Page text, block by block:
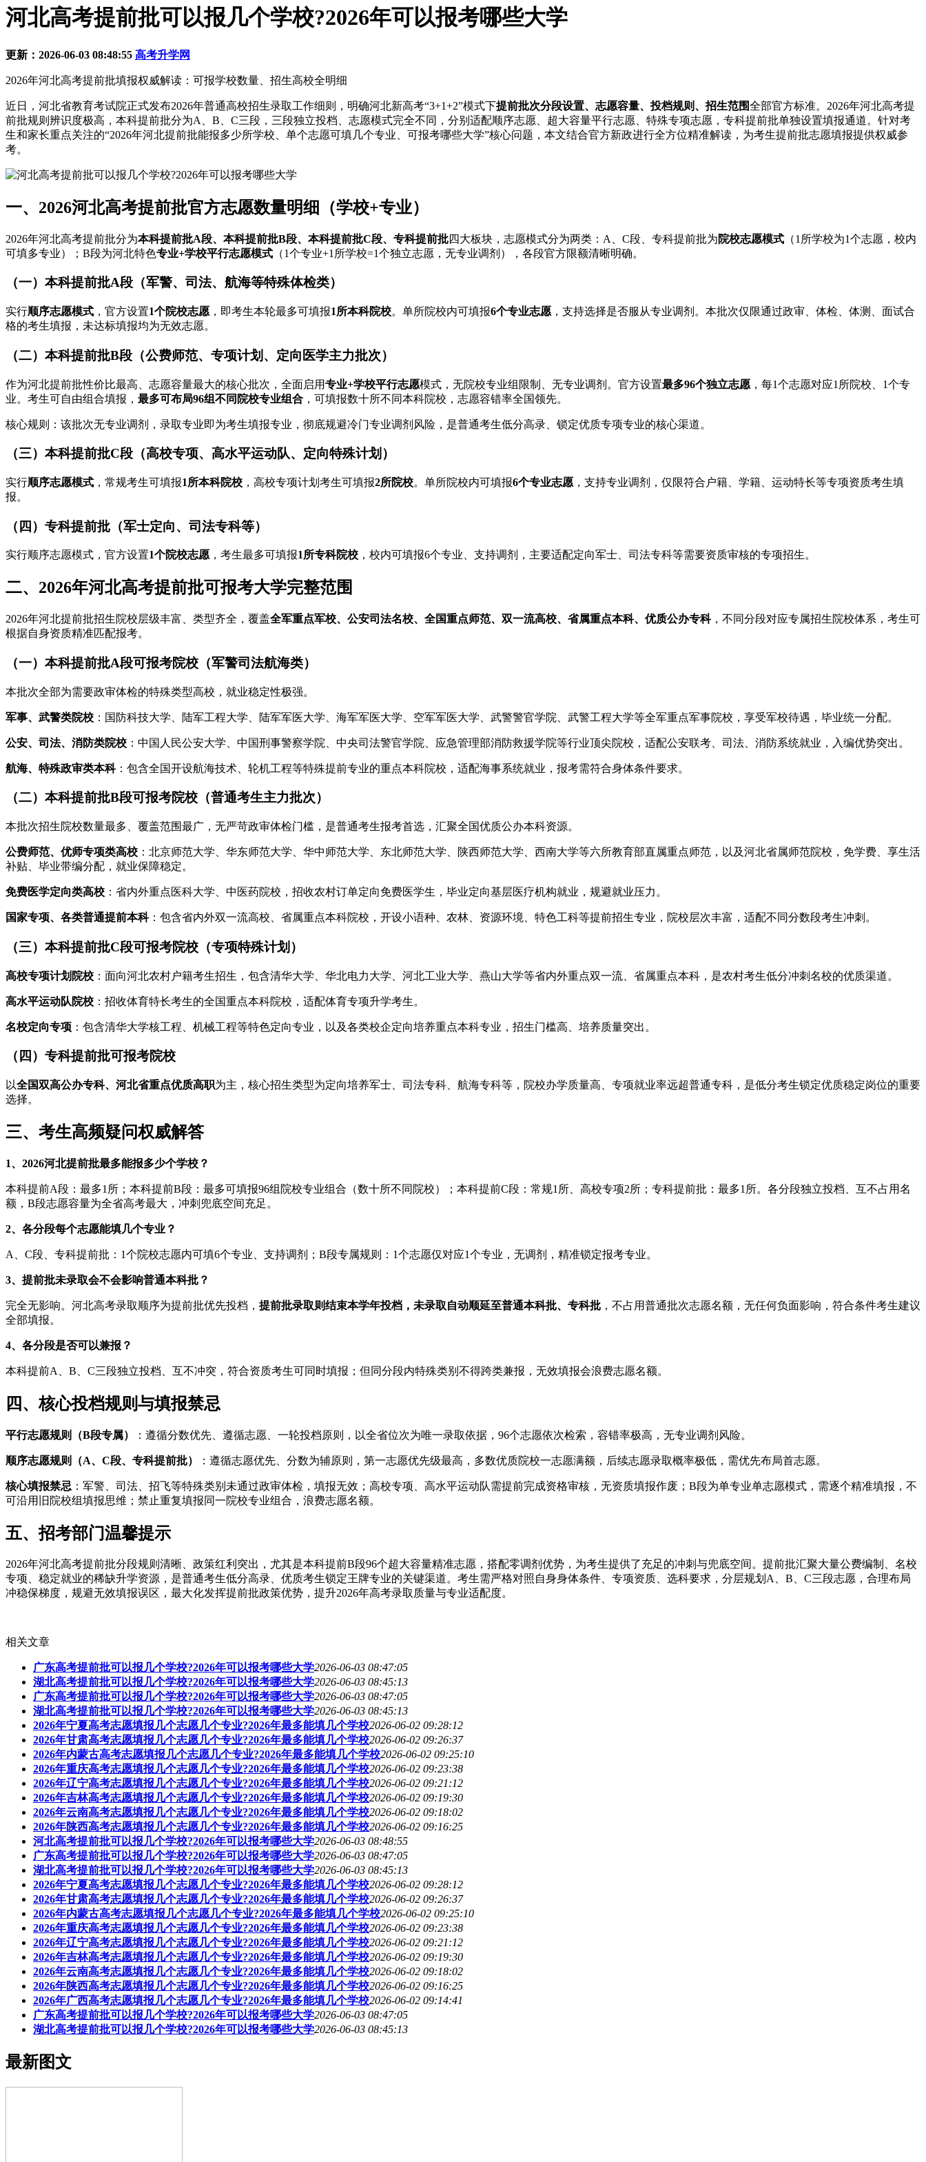
河北高考提前批可以报几个学校?2026年可以报考哪些大学
更新：2026-06-03 08:48:55 高考升学网
2026年河北高考提前批填报权威解读：可报学校数量、招生高校全明细
近日，河北省教育考试院正式发布2026年普通高校招生录取工作细则，明确河北新高考“3+1+2”模式下提前批次分段设置、志愿容量、投档规则、招生范围全部官方标准。2026年河北高考提
前批规则辨识度极高，本科提前批分为A、B、C三段，三段独立投档、志愿模式完全不同，分别适配顺序志愿、超大容量平行志愿、特殊专项志愿，专科提前批单独设置填报通道。针对考
生和家长重点关注的“2026年河北提前批能报多少所学校、单个志愿可填几个专业、可报考哪些大学”核心问题，本文结合官方新政进行全方位精准解读，为考生提前批志愿填报提供权威参
考。
一、2026河北高考提前批官方志愿数量明细（学校+专业）
2026年河北高考提前批分为本科提前批A段、本科提前批B段、本科提前批C段、专科提前批四大板块，志愿模式分为两类：A、C段、专科提前批为院校志愿模式 （1所学校为1个志愿，校内
可填多专业）；B段为河北特色专业+学校平行志愿模式 （1个专业+1所学校=1个独立志愿，无专业调剂），各段官方限额清晰明确。
（一）本科提前批A段（军警、司法、航海等特殊体检类）
实行顺序志愿模式 ，官方设置1个院校志愿 ，即考生本轮最多可填报1所本科院校。单所院校内可填报6个专业志愿 ，支持选择是否服从专业调剂。本批次仅限通过政审、体检、体测、面试合
格的考生填报，未达标填报均为无效志愿。
（二）本科提前批B段（公费师范、专项计划、定向医学主力批次）
作为河北提前批性价比最高、志愿容量最大的核心批次，全面启用专业+学校平行志愿模式，无院校专业组限制、无专业调剂。官方设置最多96个独立志愿 ，每1个志愿对应1所院校、1个专
业。考生可自由组合填报， 最多可布局96组不同院校专业组合 ，可填报数十所不同本科院校，志愿容错率全国领先。
核心规则：该批次无专业调剂，录取专业即为考生填报专业，彻底规避冷门专业调剂风险，是普通考生低分高录、锁定优质专项专业的核心渠道。
（三）本科提前批C段（高校专项、高水平运动队、定向特殊计划）
实行顺序志愿模式 ，常规考生可填报1所本科院校 ，高校专项计划考生可填报2所院校。单所院校内可填报6个专业志愿 ，支持专业调剂，仅限符合户籍、学籍、运动特长等专项资质考生填
报。
（四）专科提前批（军士定向、司法专科等）
实行顺序志愿模式，官方设置1个院校志愿 ，考生最多可填报1所专科院校 ，校内可填报6个专业、支持调剂，主要适配定向军士、司法专科等需要资质审核的专项招生。
二、2026年河北高考提前批可报考大学完整范围
2026年河北提前批招生院校层级丰富、类型齐全，覆盖全军重点军校、公安司法名校、全国重点师范、双一流高校、省属重点本科、优质公办专科，不同分段对应专属招生院校体系，考生可
根据自身资质精准匹配报考。
（一）本科提前批A段可报考院校（军警司法航海类）
本批次全部为需要政审体检的特殊类型高校，就业稳定性极强。
军事、武警类院校 ：国防科技大学、陆军工程大学、陆军军医大学、海军军医大学、空军军医大学、武警警官学院、武警工程大学等全军重点军事院校，享受军校待遇，毕业统一分配。
公安、司法、消防类院校 ：中国人民公安大学、中国刑事警察学院、中央司法警官学院、应急管理部消防救援学院等行业顶尖院校，适配公安联考、司法、消防系统就业，入编优势突出。
航海、特殊政审类本科：包含全国开设航海技术、轮机工程等特殊提前专业的重点本科院校，适配海事系统就业，报考需符合身体条件要求。
（二）本科提前批B段可报考院校（普通考生主力批次）
本批次招生院校数量最多、覆盖范围最广，无严苛政审体检门槛，是普通考生报考首选，汇聚全国优质公办本科资源。
公费师范、优师专项类高校 ：北京师范大学、华东师范大学、华中师范大学、东北师范大学、陕西师范大学、西南大学等六所教育部直属重点师范，以及河北省属师范院校，免学费、享生活
补贴、毕业带编分配，就业保障稳定。
免费医学定向类高校 ：省内外重点医科大学、中医药院校，招收农村订单定向免费医学生，毕业定向基层医疗机构就业，规避就业压力。
国家专项、各类普通提前本科：包含省内外双一流高校、省属重点本科院校，开设小语种、农林、资源环境、特色工科等提前招生专业，院校层次丰富，适配不同分数段考生冲刺。
（三）本科提前批C段可报考院校（专项特殊计划）
高校专项计划院校 ：面向河北农村户籍考生招生，包含清华大学、华北电力大学、河北工业大学、燕山大学等省内外重点双一流、省属重点本科，是农村考生低分冲刺名校的优质渠道。
高水平运动队院校 ：招收体育特长考生的全国重点本科院校，适配体育专项升学考生。
名校定向专项 ：包含清华大学核工程、机械工程等特色定向专业，以及各类校企定向培养重点本科专业，招生门槛高、培养质量突出。
（四）专科提前批可报考院校
以全国双高公办专科、河北省重点优质高职为主，核心招生类型为定向培养军士、司法专科、航海专科等，院校办学质量高、专项就业率远超普通专科，是低分考生锁定优质稳定岗位的重要
选择。
三、考生高频疑问权威解答
1、2026河北提前批最多能报多少个学校？
本科提前A段：最多1所；本科提前B段：最多可填报96组院校专业组合（数十所不同院校）；本科提前C段：常规1所、高校专项2所；专科提前批：最多1所。各分段独立投档、互不占用名
额，B段志愿容量为全省高考最大，冲刺兜底空间充足。
2、各分段每个志愿能填几个专业？
A、C段、专科提前批：1个院校志愿内可填6个专业、支持调剂；B段专属规则：1个志愿仅对应1个专业，无调剂，精准锁定报考专业。
3、提前批未录取会不会影响普通本科批？
完全无影响。河北高考录取顺序为提前批优先投档， 提前批录取则结束本学年投档，未录取自动顺延至普通本科批、专科批 ，不占用普通批次志愿名额，无任何负面影响，符合条件考生建议
全部填报。
4、各分段是否可以兼报？
本科提前A、B、C三段独立投档、互不冲突，符合资质考生可同时填报；但同分段内特殊类别不得跨类兼报，无效填报会浪费志愿名额。
四、核心投档规则与填报禁忌
平行志愿规则（B段专属） ：遵循分数优先、遵循志愿、一轮投档原则，以全省位次为唯一录取依据，96个志愿依次检索，容错率极高，无专业调剂风险。
顺序志愿规则（A、C段、专科提前批） ：遵循志愿优先、分数为辅原则，第一志愿优先级最高，多数优质院校一志愿满额，后续志愿录取概率极低，需优先布局首志愿。
核心填报禁忌 ：军警、司法、招飞等特殊类别未通过政审体检，填报无效；高校专项、高水平运动队需提前完成资格审核，无资质填报作废；B段为单专业单志愿模式，需逐个精准填报，不
可沿用旧院校组填报思维；禁止重复填报同一院校专业组合，浪费志愿名额。
五、招考部门温馨提示
2026年河北高考提前批分段规则清晰、政策红利突出，尤其是本科提前B段96个超大容量精准志愿，搭配零调剂优势，为考生提供了充足的冲刺与兜底空间。提前批汇聚大量公费编制、名校
专项、稳定就业的稀缺升学资源，是普通考生低分高录、优质考生锁定王牌专业的关键渠道。考生需严格对照自身身体条件、专项资质、选科要求，分层规划A、B、C三段志愿，合理布局
冲稳保梯度，规避无效填报误区，最大化发挥提前批政策优势，提升2026年高考录取质量与专业适配度。
相关文章
广东高考提前批可以报几个学校?2026年可以报考哪些大学2026-06-03 08:47:05
湖北高考提前批可以报几个学校?2026年可以报考哪些大学2026-06-03 08:45:13
广东高考提前批可以报几个学校?2026年可以报考哪些大学2026-06-03 08:47:05
湖北高考提前批可以报几个学校?2026年可以报考哪些大学2026-06-03 08:45:13
2026年宁夏高考志愿填报几个志愿几个专业?2026年最多能填几个学校2026-06-02 09:28:12
2026年甘肃高考志愿填报几个志愿几个专业?2026年最多能填几个学校2026-06-02 09:26:37
2026年内蒙古高考志愿填报几个志愿几个专业?2026年最多能填几个学校2026-06-02 09:25:10
2026年重庆高考志愿填报几个志愿几个专业?2026年最多能填几个学校2026-06-02 09:23:38
2026年辽宁高考志愿填报几个志愿几个专业?2026年最多能填几个学校2026-06-02 09:21:12
2026年吉林高考志愿填报几个志愿几个专业?2026年最多能填几个学校2026-06-02 09:19:30
2026年云南高考志愿填报几个志愿几个专业?2026年最多能填几个学校2026-06-02 09:18:02
2026年陕西高考志愿填报几个志愿几个专业?2026年最多能填几个学校2026-06-02 09:16:25
河北高考提前批可以报几个学校?2026年可以报考哪些大学2026-06-03 08:48:55
广东高考提前批可以报几个学校?2026年可以报考哪些大学2026-06-03 08:47:05
湖北高考提前批可以报几个学校?2026年可以报考哪些大学2026-06-03 08:45:13
2026年宁夏高考志愿填报几个志愿几个专业?2026年最多能填几个学校2026-06-02 09:28:12
2026年甘肃高考志愿填报几个志愿几个专业?2026年最多能填几个学校2026-06-02 09:26:37
2026年内蒙古高考志愿填报几个志愿几个专业?2026年最多能填几个学校2026-06-02 09:25:10
2026年重庆高考志愿填报几个志愿几个专业?2026年最多能填几个学校2026-06-02 09:23:38
2026年辽宁高考志愿填报几个志愿几个专业?2026年最多能填几个学校2026-06-02 09:21:12
2026年吉林高考志愿填报几个志愿几个专业?2026年最多能填几个学校2026-06-02 09:19:30
2026年云南高考志愿填报几个志愿几个专业?2026年最多能填几个学校2026-06-02 09:18:02
2026年陕西高考志愿填报几个志愿几个专业?2026年最多能填几个学校2026-06-02 09:16:25
2026年广西高考志愿填报几个志愿几个专业?2026年最多能填几个学校2026-06-02 09:14:41
广东高考提前批可以报几个学校?2026年可以报考哪些大学2026-06-03 08:47:05
湖北高考提前批可以报几个学校?2026年可以报考哪些大学2026-06-03 08:45:13
最新图文